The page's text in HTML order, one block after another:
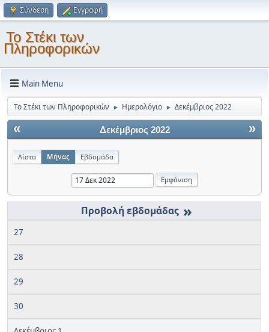
Σύνδεση Εγγραφή
Το Στέκι των
Πληροφορικών
Main Menu
Το Στέκι των Πληροφορικών ► Ημερολόγιο ► Δεκέμβριος 2022
« »
Δεκέμβριος 2022
Λίστα Μήνας Εβδομάδα
»
27
28
29
30